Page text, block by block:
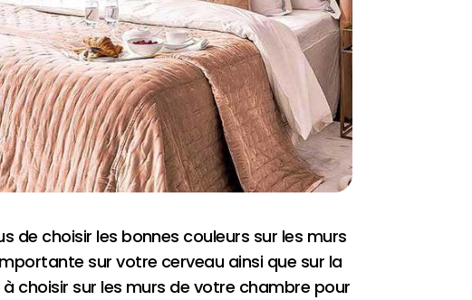
de choisir les bonnes couleurs sur les murs
sur votre cerveau ainsi que sur la
choisir sur les murs de votre chambre pour